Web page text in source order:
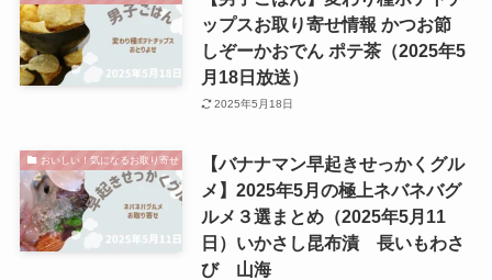
ップスお取り寄せ情報 かつお節
しぞーかおでん ポテ茶（2025年5
月18日放送）
2025年5月18日
おいしい！気になるお取り寄せ
【バナナマン早起きせっかくグル
メ】2025年5月の極上ネバネバグ
ルメ３選まとめ（2025年5月11
日）いかさし昆布漬 長いもわさ
び 山海